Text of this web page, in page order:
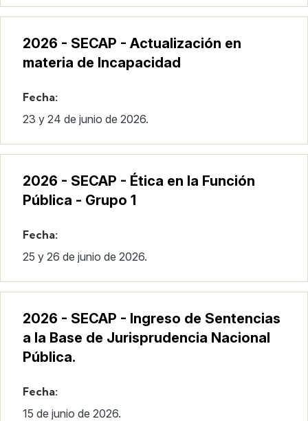
2026 - SECAP - Actualización en
materia de Incapacidad
Fecha:
23 y 24 de junio de 2026.
2026 - SECAP - Ética en la Función
Pública - Grupo 1
Fecha:
25 y 26 de junio de 2026.
2026 - SECAP - Ingreso de Sentencias
a la Base de Jurisprudencia Nacional
Pública.
Fecha:
15 de junio de 2026.